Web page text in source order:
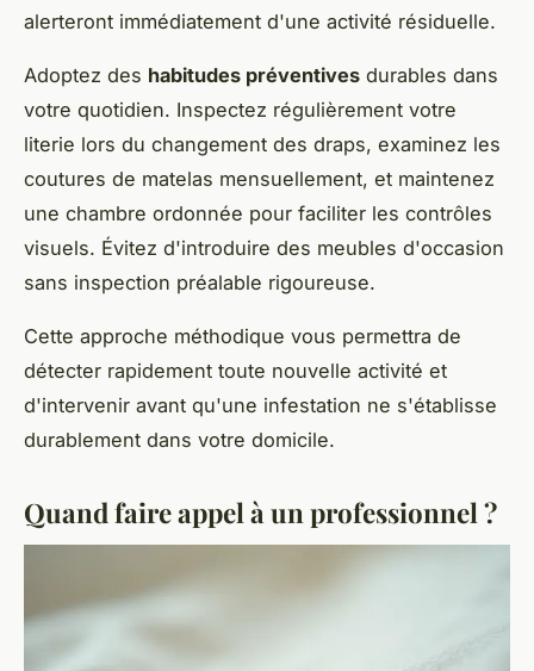
alerteront immédiatement d'une activité résiduelle.
Adoptez des habitudes préventives durables dans
votre quotidien. Inspectez régulièrement votre
literie lors du changement des draps, examinez les
coutures de matelas mensuellement, et maintenez
une chambre ordonnée pour faciliter les contrôles
visuels. Évitez d'introduire des meubles d'occasion
sans inspection préalable rigoureuse.
Cette approche méthodique vous permettra de
détecter rapidement toute nouvelle activité et
d'intervenir avant qu'une infestation ne s'établisse
durablement dans votre domicile.
Quand faire appel à un professionnel ?